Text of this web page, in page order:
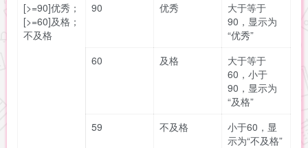
[>=90]优秀；
[>=60]及格；
不及格
90 优秀
大于等于
90，显示为
“优秀”
60
及格
大于等于
60，小于
90，显示为
“及格”
59
不及格
小于60，显
示为“不及格”